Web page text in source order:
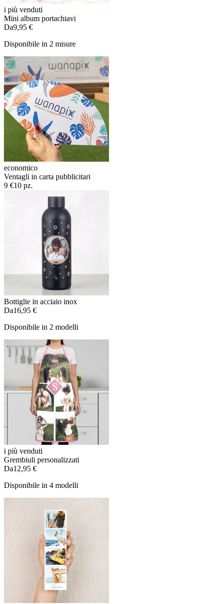
i più venduti
Mini album portachiavi
Da9,95 €
Disponibile in 2 misure
economico
Ventagli in carta pubblicitari
9 €10 pz.
Bottiglie in acciaio inox
Da16,95 €
Disponibile in 2 modelli
i più venduti
Grembiuli personalizzati
Da12,95 €
Disponibile in 4 modelli